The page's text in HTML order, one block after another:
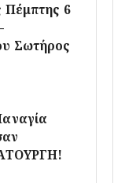
Πέμπτης 6
Σωτήρος